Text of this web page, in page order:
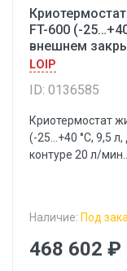
FT-600 (-
внешнем
LOIP
ID: 0136585
Криотермостат
(-25…+40 °С, 9,5
контуре 20 л/мин...
Наличие: Под
468 602 ₽